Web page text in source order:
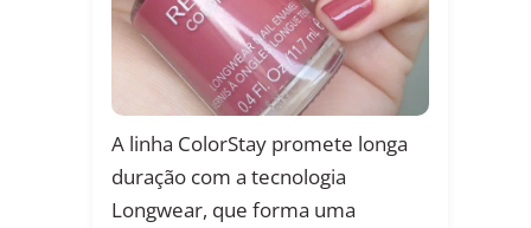
A linha ColorStay promete longa
duração com a tecnologia
Longwear, que forma uma